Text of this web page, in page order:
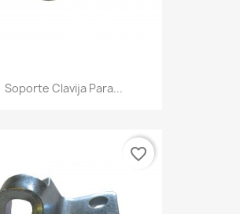
Soporte Clavija Para...
favorite_border